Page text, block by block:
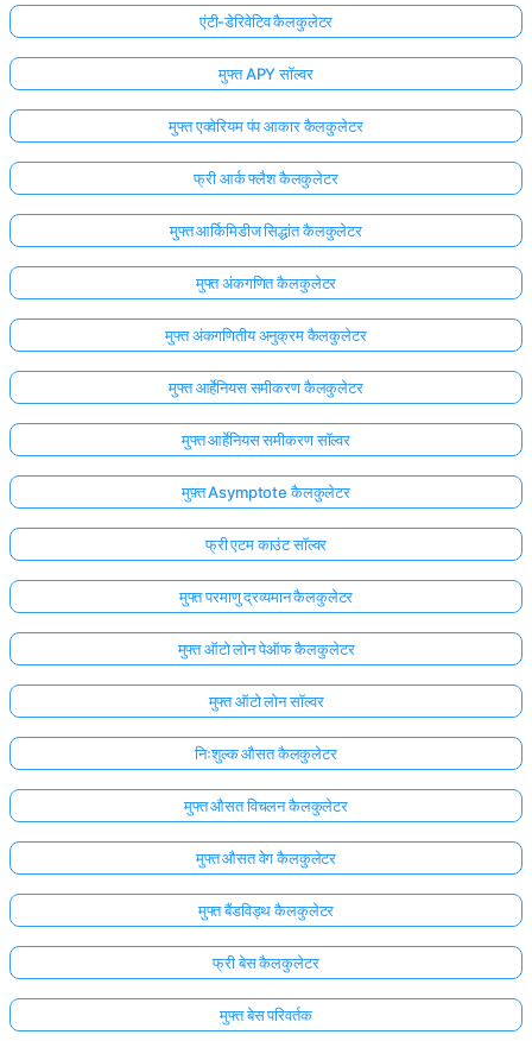
एंटी-डेरिवेटिव कैलकुलेटर
मुफ्त APY सॉल्वर
मुफ्त एक्वेरियम पंप आकार कैलकुलेटर
फ्री आर्क फ्लैश कैलकुलेटर
मुफ्त आर्किमिडीज सिद्धांत कैलकुलेटर
मुफ्त अंकगणित कैलकुलेटर
मुफ्त अंकगणितीय अनुक्रम कैलकुलेटर
मुफ्त आर्हेनियस समीकरण कैलकुलेटर
मुफ्त आर्हेनियस समीकरण सॉल्वर
मुफ़्त Asymptote कैलकुलेटर
फ्री एटम काउंट सॉल्वर
मुफ्त परमाणु द्रव्यमान कैलकुलेटर
मुफ्त ऑटो लोन पेऑफ कैलकुलेटर
मुफ्त ऑटो लोन सॉल्वर
निःशुल्क औसत कैलकुलेटर
मुफ्त औसत विचलन कैलकुलेटर
मुफ्त औसत वेग कैलकुलेटर
मुफ्त बैंडविड्थ कैलकुलेटर
फ्री बेस कैलकुलेटर
मुफ्त बेस परिवर्तक